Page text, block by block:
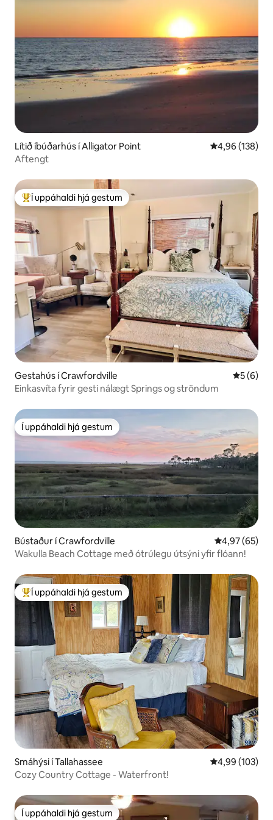
Lítið íbúðarhús í Alligator Point 4,96 af 5 í
4,96 (138)
Aftengt
Í mestu uppáhaldi hjá gestum
Í uppáhaldi hjá gestum
Gestahús í Crawfordville 5 af 5 í
5 (6)
Einkasvíta fyrir gesti nálægt Springs og ströndum
Í uppáhaldi hjá gestum
Í uppáhaldi hjá gestum
Bústaður í Crawfordville 4,97 af 5 í
4,97 (65)
Wakulla Beach Cottage með ótrúlegu útsýni yfir flóann!
Í mestu uppáhaldi hjá gestum
Í uppáhaldi hjá gestum
Smáhýsi í Tallahassee 4,99 af 5 í
4,99 (103)
Cozy Country Cottage - Waterfront!
Í uppáhaldi hjá gestum